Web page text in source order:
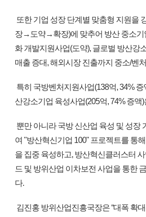
또한 기업 성장 단계별 맞춤형 지원을
장→도약→확장)에 맞추어 방산 중소기
화 개발지원사업(도약), 글로벌 방산강
매출 증대, 해외시장 진출까지 중소/벤
특히 국방벤처지원사업(138억, 34%
산강소기업 육성사업(205억, 74% 증
뿐만 아니라 국방 신산업 육성 및 성장
여 "방산혁신기업 100" 프로젝트를 통
을 집중 육성하고, 방산혁신클러스터
드 및 방위산업 이차보전 사업을 통한
다.
김진홍 방위산업진흥국장은 “대폭 확